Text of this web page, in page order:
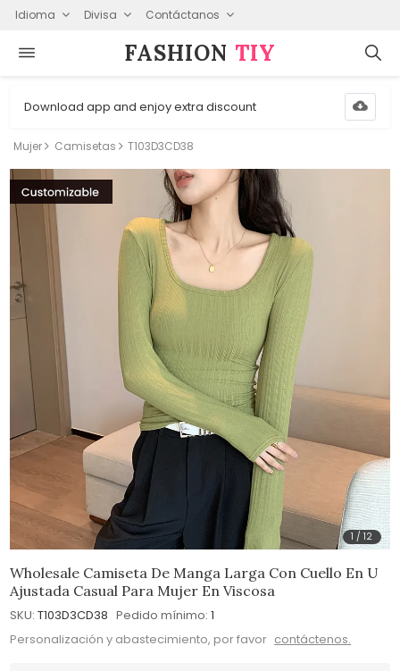
Idioma Divisa Contáctanos
FASHION⁠ TIY
Download app and enjoy extra discount
Mujer Camisetas T103D3CD38
1 /12
Wholesale Camiseta De Manga Larga Con Cuello En U
Ajustada Casual Para Mujer En Viscosa
SKU: T103D3CD38 Pedido mínimo: 1
Personalización y abastecimiento, por favor contáctenos.